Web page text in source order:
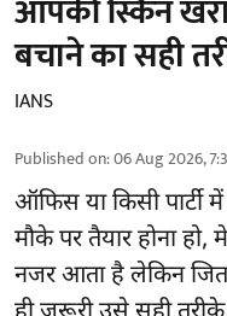
आपकी स्किन
बचाने का सही
IANS
Published on:06 Aug 2026,
ऑफिस या किसी पार्टी
मौके पर तैयार होना
नजर आता है लेकिन